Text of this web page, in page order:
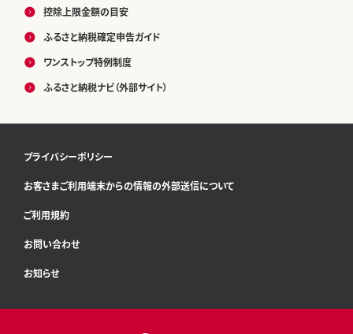
控除上限金額の目安
ふるさと納税確定申告ガイド
ワンストップ特例制度
ふるさと納税ナビ（外部サイト）
プライバシーポリシー
お客さまご利用端末からの情報の外部送信について
ご利用規約
お問い合わせ
お知らせ